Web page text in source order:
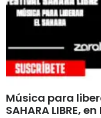
Música para
SAHARA LIBRE,